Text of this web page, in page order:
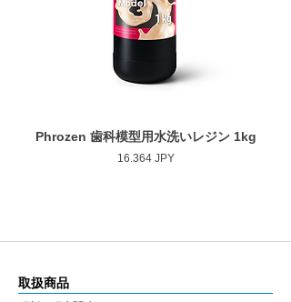
Phrozen 歯科模型用水洗いレジン 1kg
Prezzo
16.364 JPY
取扱商品